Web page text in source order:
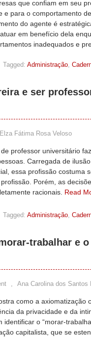
que confiam em seu
e para o comportamento
do agente é
em benefício dela
inadequados e
Tagged: Administração,
e ser
Elza Fátima Rosa Veloso
professor universitário
Carregada de
essa profissão costuma
Porém, as
racionais. Read
Tagged: Administração,
trabalhar e
, Ana Carolina dos Santos
como a axiomatização
da privacidade e da
identificar o “morar-
capitalista, que se